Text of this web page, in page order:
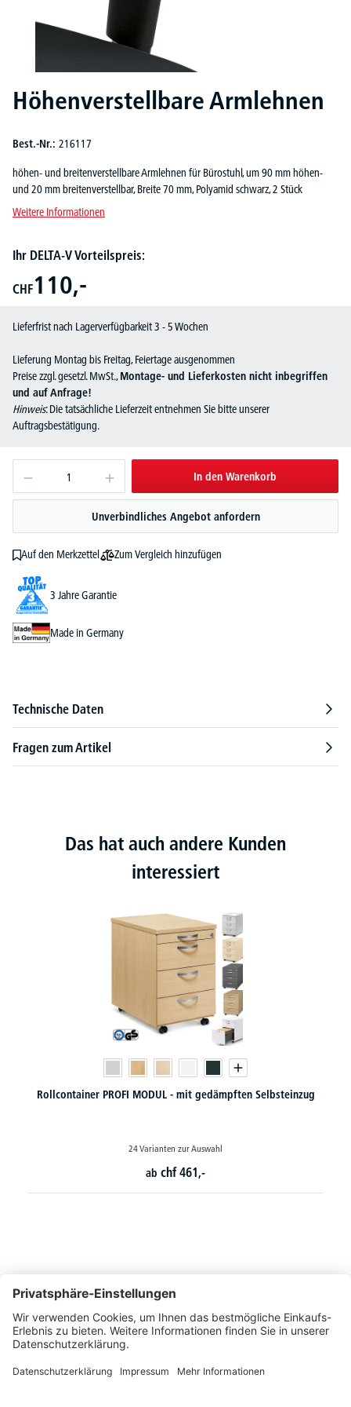
Höhenverstellbare Armlehnen
Best.-Nr.: 216117
höhen- und breitenverstellbare Armlehnen für Bürostuhl, um 90 mm höhen-
und 20 mm breitenverstellbar, Breite 70 mm, Polyamid schwarz, 2 Stück
Weitere Informationen
Ihr DELTA-V Vorteilspreis:
CHF110,-
Lieferfrist nach Lagerverfügbarkeit 3 - 5 Wochen
Lieferung Montag bis Freitag, Feiertage ausgenommen
Preise zzgl. gesetzl. MwSt.,Montage- und Lieferkosten nicht inbegriffen
und auf Anfrage!
Hinweis: Die tatsächliche Lieferzeit entnehmen Sie bitte unserer
Auftragsbestätigung.
In den Warenkorb
Unverbindliches Angebot anfordern
Auf den Merkzettel Zum Vergleich hinzufügen
3 Jahre Garantie
Made in Germany
Technische Daten
Fragen zum Artikel
Das hat auch andere Kunden
interessiert
Rollcontainer PROFI MODUL - mit gedämpften Selbsteinzug
24 Varianten zur Auswahl
ab chf 461,-
Montags bis Freitags von 08:30 - 17:00 Uhr
+41 44 240 / 11 55
+41 44 240 / 11 57
info@office-trade.ch